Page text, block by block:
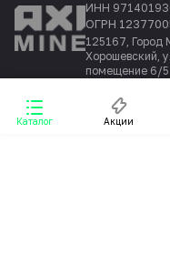
Каталог Акции
ИНН
ОГРН
125167, Город
Хорошевский,
помещение 6/5